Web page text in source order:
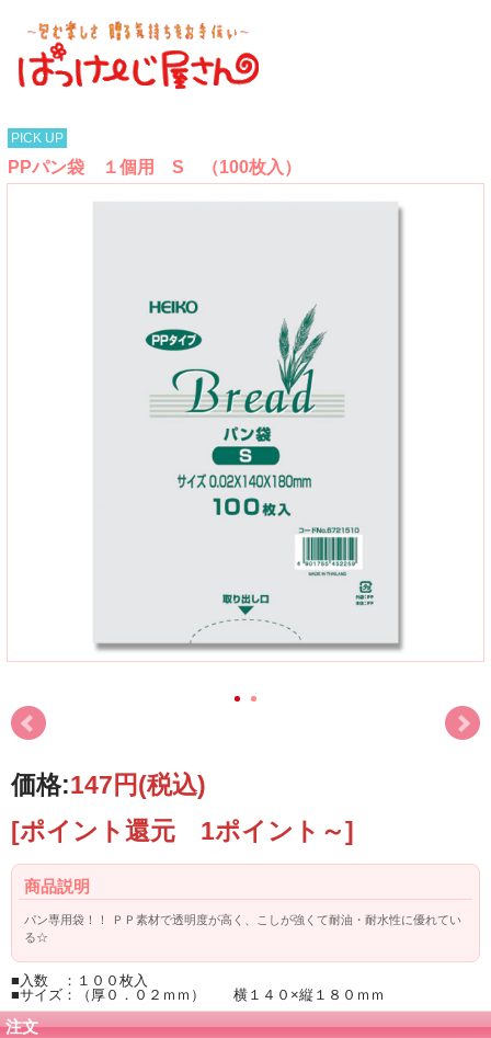
PICK UP
PPパン袋 １個用 S （100枚入）
価格:147円(税込)
[ポイント還元 1ポイント～]
商品説明
パン専用袋！！ ＰＰ素材で透明度が高く、こしが強くて耐油・耐水性に優れてい
る☆
■入数 ：１００枚入
■サイズ：（厚０．０２ｍｍ） 横１４０×縦１８０ｍｍ
注文